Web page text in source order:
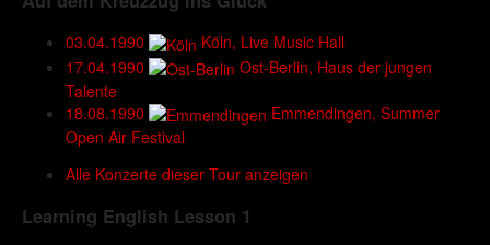
03.04.1990
Köln, Live Music Hall
17.04.1990
Ost-Berlin, Haus der jungen
Talente
18.08.1990
Emmendingen, Summer
Open Air Festival
Alle Konzerte dieser Tour anzeigen
Learning English Lesson 1